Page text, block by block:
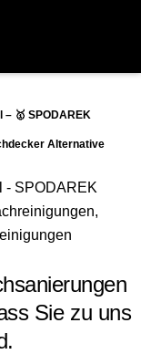
🥇 SPODAREK
Alternative
Sie zu uns